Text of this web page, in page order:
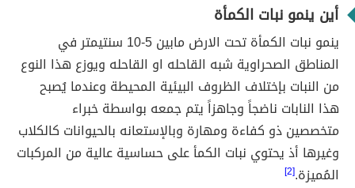
أين ينمو نبات الكمأة
ينمو نبات الكمأة تحت الارض مابين 5-10 سنتيمتر في
المناطق الصحراوية شبه القاحله او القاحله ويوزع هذا النوع
من النبات بإختلاف الظروف البيئية المحيطة وعندما يُصبح
هذا النابات ناضجاً وجاهزاً يتم جمعه بواسطة خبراء
متخصصين ذو كفاءة ومهارة وبالإستعانه بالحيوانات كالكلاب
وغيرها أذ يحتوي نبات الكمأ على حساسية عالية من المركبات
المُميزة.[2]